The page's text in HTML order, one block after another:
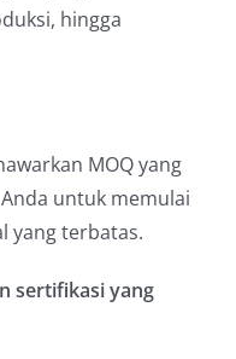
hingga
MOQ yang
untuk memulai
yang terbatas.
sertifikasi yang